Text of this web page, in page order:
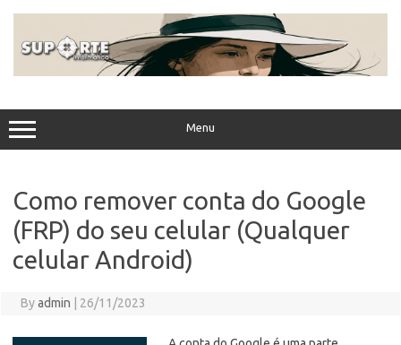
Menu
Como remover conta do Google
(FRP) do seu celular (Qualquer
celular Android)
Byadmin 26/11/2023